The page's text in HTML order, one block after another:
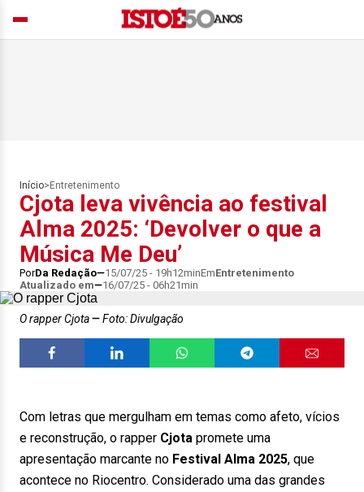
Início> Entretenimento
Cjota leva vivência ao festival
Alma 2025: ‘Devolver o que a
Música Me Deu’
PorDa Redação 15/07/25 - 19h12minEmEntretenimento
Atualizado em
16/07/25 - 06h21min
O rapper Cjota Foto: Divulgação
Com letras que mergulham em temas como afeto, vícios
e reconstrução, o rapper Cjota promete uma
apresentação marcante no Festival Alma 2025, que
acontece no Riocentro. Considerado uma das grandes